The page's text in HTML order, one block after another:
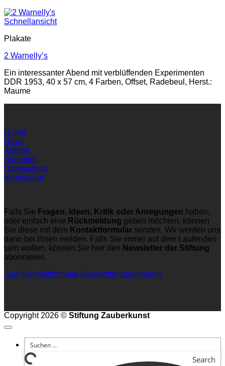
Schnellansicht
Plakate
2 Warnelly’s
Ein interessanter Abend mit verblüffenden Experimenten
DDR 1953, 40 x 57 cm, 4 Farben, Offset, Radebeul, Herst.:
Maume
Home
News
Anfahrt
Spenden
Datenschutz
Impressum
Falls Sie Fragen, Ideen, Kritik oder Anregungen haben,
oder einfach eine Rückmeldung geben möchten, können
Sie diese mit dem Kontaktformular senden. Wir werden uns
dann bei Ihnen melden. Falls Sie immer auf dem Laufenden
sein wollen, können Sie hier den Newsletter der Stiftung
abonnieren.
Zum Kontaktformular Newsletter abonnieren
Copyright 2026 © Stiftung Zauberkunst
Search